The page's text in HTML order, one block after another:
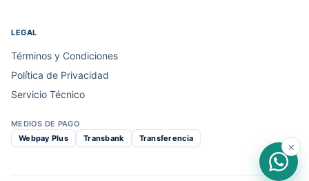
LEGAL
Términos y Condiciones
Política de Privacidad
Servicio Técnico
MEDIOS DE PAGO
Webpay Plus
Transbank Transferencia
×